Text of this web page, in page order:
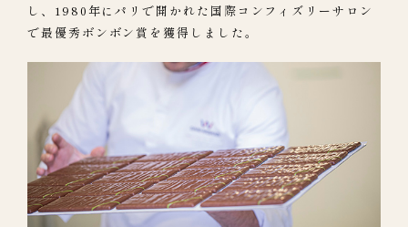
し、 1980年にパリで開かれた国際コンフィズリーサロン
で最優秀ボンボン賞を獲得しました。